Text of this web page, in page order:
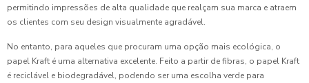
permitindo impressões de alta qualidade que realçam sua marca e atraem
os clientes com seu design visualmente agradável.
No entanto, para aqueles que procuram uma opção mais ecológica, o
papel Kraft é uma alternativa excelente. Feito a partir de fibras, o papel Kraft
é reciclável e biodegradável, podendo ser uma escolha verde para